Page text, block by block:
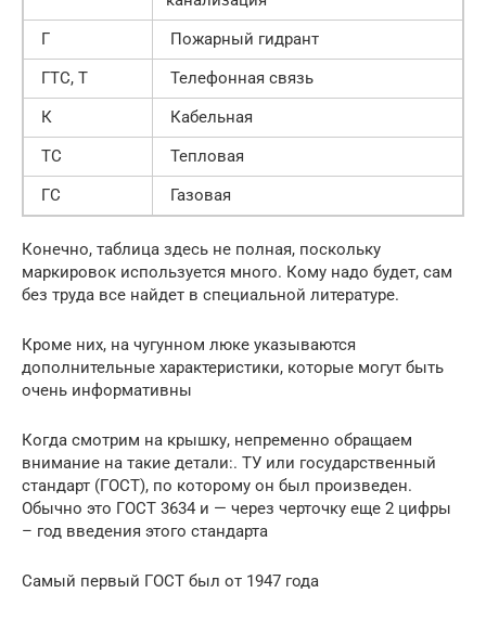
Г
Пожарный гидрант
ГТС, Т
Телефонная связь
К
Кабельная
ТС
Тепловая
ГС
Газовая
Конечно, таблица здесь не полная, поскольку
маркировок используется много. Кому надо будет, сам
без труда все найдет в специальной литературе.
Кроме них, на чугунном люке указываются
дополнительные характеристики, которые могут быть
очень информативны
Когда смотрим на крышку, непременно обращаем
внимание на такие детали:. ТУ или государственный
стандарт (ГОСТ), по которому он был произведен.
Обычно это ГОСТ 3634 и — через черточку еще 2 цифры
– год введения этого стандарта
Самый первый ГОСТ был от 1947 года